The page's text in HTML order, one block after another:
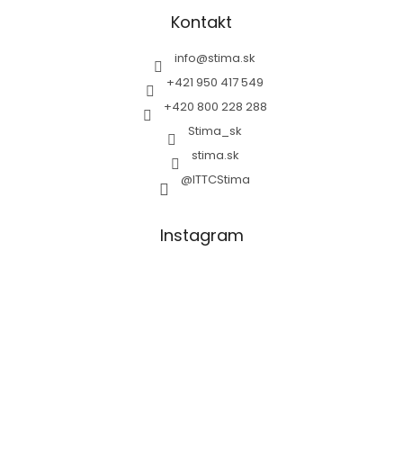
Kontakt
info@stima.sk
+421 950 417 549
+420 800 228 288
Stima_sk
stima.sk
@ITTCStima
Instagram